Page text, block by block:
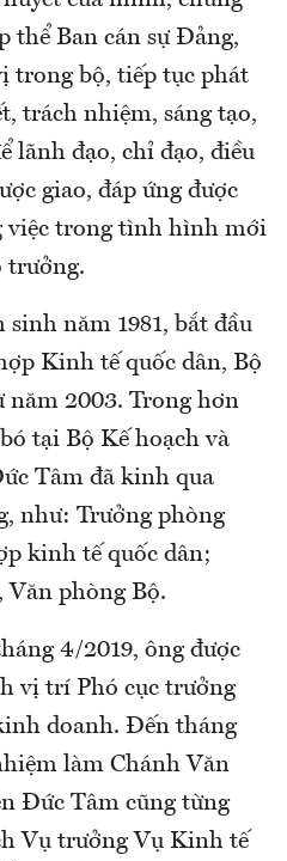
thể Ban cán sự Đảng,
trong bộ, tiếp tục phát
trách nhiệm, sáng tạo,
lãnh đạo, chỉ đạo, điều
giao, đáp ứng được
việc trong tình hình mới
trưởng.
năm 1981, bắt đầu
Kinh tế quốc dân, Bộ
năm 2003. Trong hơn
tại Bộ Kế hoạch và
Tâm đã kinh qua
như: Trưởng phòng
kinh tế quốc dân;
Văn phòng Bộ.
4/2019, ông được
vị trí Phó cục trưởng
doanh. Đến tháng
làm Chánh Văn
Đức Tâm cũng từng
Vụ trưởng Vụ Kinh tế